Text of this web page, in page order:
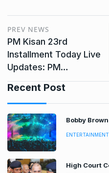
PREV NEWS
PM Kisan 23rd
Installment Today Live
Updates: PM…
Recent Post
Bobby
ENTERTAINMENT
High Court